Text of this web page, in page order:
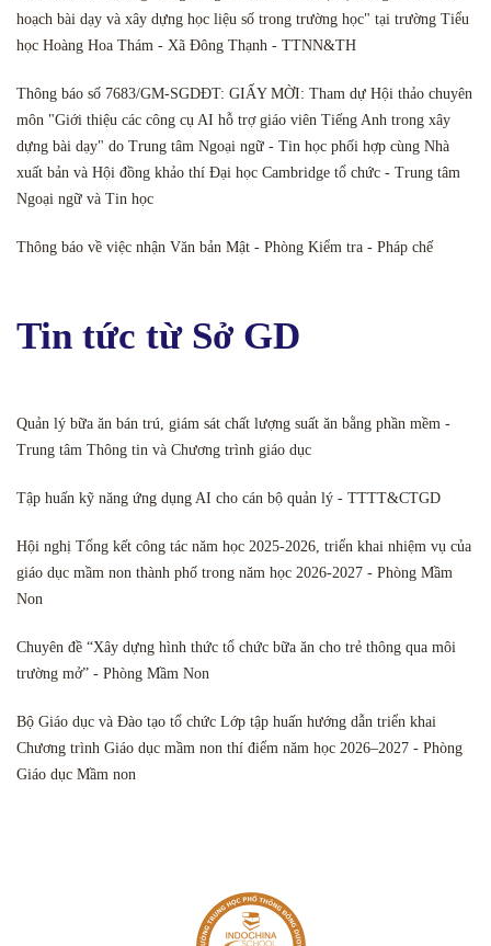
hoạch bài dạy và xây dựng học liệu số trong trường học" tại trường Tiểu
học Hoàng Hoa Thám - Xã Đông Thạnh - TTNN&TH
Thông báo số 7683/GM-SGDĐT: GIẤY MỜI: Tham dự Hội thảo chuyên
môn "Giới thiệu các công cụ AI hỗ trợ giáo viên Tiếng Anh trong xây
dựng bài dạy" do Trung tâm Ngoại ngữ - Tin học phối hợp cùng Nhà
xuất bản và Hội đồng khảo thí Đại học Cambridge tổ chức - Trung tâm
Ngoại ngữ và Tin học
Thông báo về việc nhận Văn bản Mật - Phòng Kiểm tra - Pháp chế
Tin tức từ Sở GD
Quản lý bữa ăn bán trú, giám sát chất lượng suất ăn bằng phần mềm -
Trung tâm Thông tin và Chương trình giáo dục
Tập huấn kỹ năng ứng dụng AI cho cán bộ quản lý - TTTT&CTGD
Hội nghị Tổng kết công tác năm học 2025-2026, triển khai nhiệm vụ của
giáo dục mầm non thành phố trong năm học 2026-2027 - Phòng Mầm
Non
Chuyên đề “Xây dựng hình thức tổ chức bữa ăn cho trẻ thông qua môi
trường mở” - Phòng Mầm Non
Bộ Giáo dục và Đào tạo tổ chức Lớp tập huấn hướng dẫn triển khai
Chương trình Giáo dục mầm non thí điểm năm học 2026–2027 - Phòng
Giáo dục Mầm non